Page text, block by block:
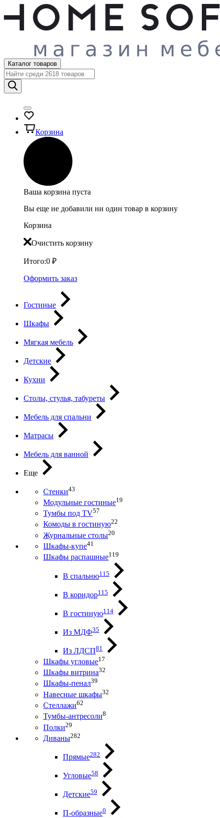
Каталог товаров
Корзина
Ваша корзина пуста
Вы еще не добавили ни один товар в корзину
Корзина
Очистить корзину
Итого:0 ₽
Оформить заказ
Гостиные
Шкафы
Мягкая мебель
Детские
Кухни
Столы, стулья, табуреты
Мебель для спальни
Матрасы
Мебель для ванной
Еще
Стенки43
Модульные гостиные19
Тумбы под ТV57
Комоды в гостиную22
Журнальные столы20
Шкафы-купе41
Шкафы распашные119
В спальню115
В коридор115
В гостиную114
Из МДФ35
Из ЛДСП81
Шкафы угловые17
Шкафы витрина32
Шкафы-пенал39
Навесные шкафы32
Стеллажи62
Тумбы-антресоли8
Полки29
Диваны282
Прямые282
Угловые58
Детские59
П-образные0